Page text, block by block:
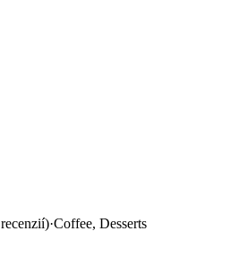
recenzií)·Coffee, Desserts